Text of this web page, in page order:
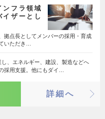
ンフラ領域
ザーとし
拠点長としてメンバーの採用・育成
いただき…
、エネルギー、建設、製造などへ
採用支援。他にもダイ…
詳細へ